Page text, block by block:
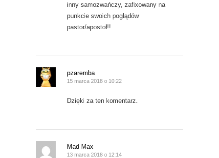
inny samozwańczy, zafixowany na
punkcie swoich poglądów
pastor/apostoł!!
pzaremba
15 marca 2018 o 10:22
Dzięki za ten komentarz.
Mad Max
13 marca 2018 o 12:14